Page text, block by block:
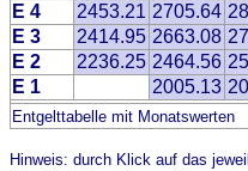
E 4
2453.21 2705.64
E 3
2414.95 2663.08
E 2
2236.25 2464.56
E 1
2005.13
Entgelttabelle mit Monatswerten
Hinweis: durch Klick auf das